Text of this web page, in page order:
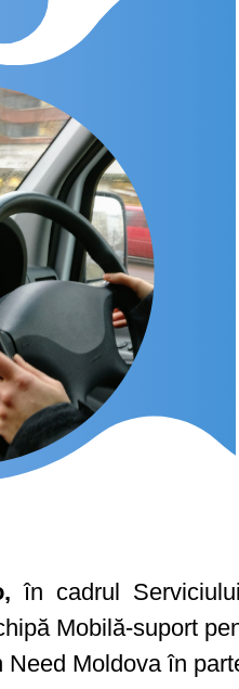
în cadrul
Mobilă-suport
Moldova în